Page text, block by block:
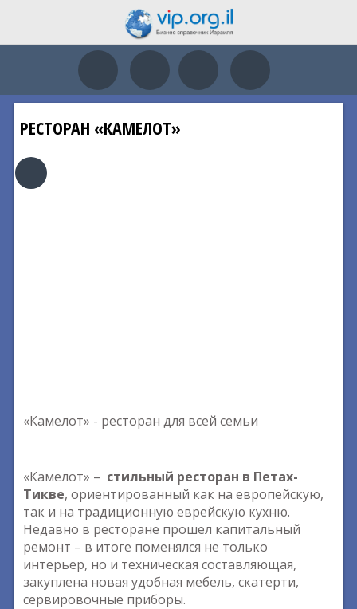
РЕСТОРАН «КАМЕЛОТ»
«Камелот» - ресторан для всей семьи
«Камелот» – стильный ресторан в Петах-
Тикве, ориентированный как на европейскую,
так и на традиционную еврейскую кухню.
Недавно в ресторане прошел капитальный
ремонт – в итоге поменялся не только
интерьер, но и техническая составляющая,
закуплена новая удобная мебель, скатерти,
сервировочные приборы.